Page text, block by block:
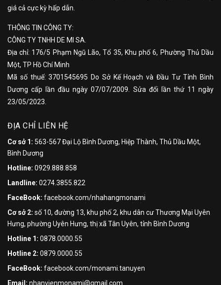
giá cả cực kỳ hấp dẫn.
THÔNG TIN CÔNG TY:
CÔNG TY TNHH DE MI SA.
Địa chỉ: 176/5 Phạm Ngũ Lão, Tổ 35, Khu phố 6, Phường Thủ Dầu
Một, TP Hồ Chí Minh
Mã số thuế: 3701545695 Do Sở Kế Hoạch và Đầu Tư Tỉnh Bình
Dương cấp lần đầu ngày 07/07/2009. Sửa đổi lần thứ 11 ngày
23/05/2023.
ĐỊA CHỈ LIÊN HỆ
Cơ sở 1: 563-567 Đại Lộ Bình Dương, Hiệp Thành, Thủ Dầu Một,
Bình Dương
Hotline: 0929.888.858
Landline: 0274.3855.822
FaceBook: facebook.com/nhahangmonami
Cơ sở 2: số 10, đường 13, khu phố 2, khu dân cư Thương Mại Uyên
Hưng, phường Uyên Hưng, thị xã Tân Uyên, tỉnh Bình Dương
Hotline 1: 0878.0000.55
Hotline 2: 0879.0000.55
FaceBook: facebook.com/monami.tanuyen
Email: nhanvienmonami@gmail.com